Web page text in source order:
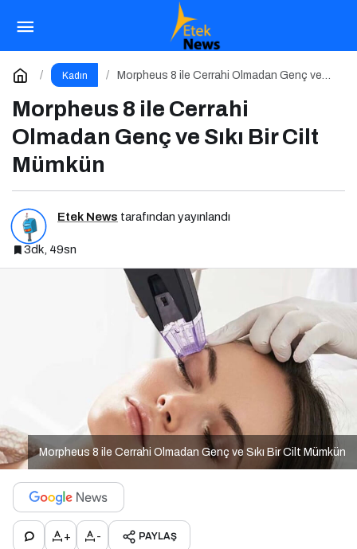
Kadın
Morpheus 8 ile Cerrahi Olmadan Genç ve
Morpheus 8 ile Cerrahi
Olmadan Genç ve Sıkı Bir Cilt
Mümkün
Etek News tarafından yayınlandı
3dk, 49sn
Morpheus 8 ile Cerrahi Olmadan Genç ve Sıkı Bir Cilt Mümkün
+ - PAYLAŞ
27’nin Ardında: İçimde Sessizce Çoğalan
HayatYorum Yap